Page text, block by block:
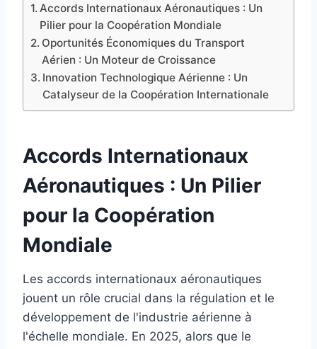
Accords Internationaux Aéronautiques : Un
Pilier pour la Coopération Mondiale
Oportunités Économiques du Transport
Aérien : Un Moteur de Croissance
Innovation Technologique Aérienne : Un
Catalyseur de la Coopération Internationale
Accords Internationaux
Aéronautiques : Un Pilier
pour la Coopération
Mondiale
Les accords internationaux aéronautiques
jouent un rôle crucial dans la régulation et le
développement de l'industrie aérienne à
l'échelle mondiale. En 2025, alors que le